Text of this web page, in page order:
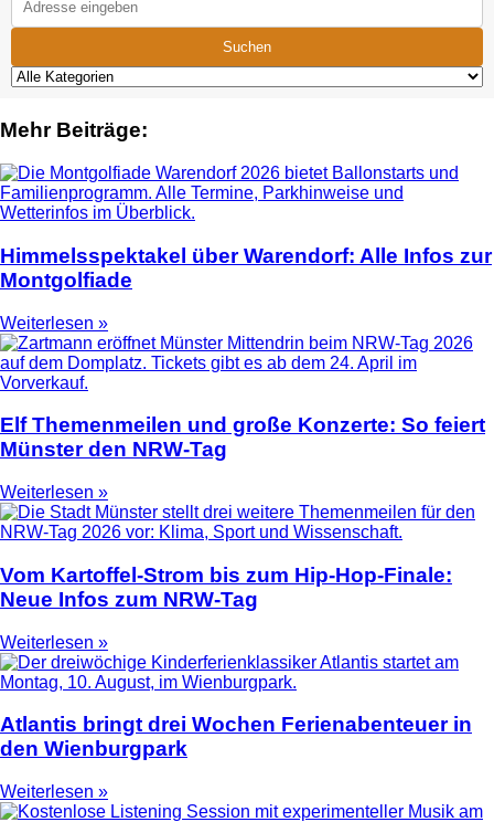
Suchen
Mehr Beiträge:
Himmelsspektakel über Warendorf: Alle Infos zur
Montgolfiade
Weiterlesen »
Elf Themenmeilen und große Konzerte: So feiert
Münster den NRW-Tag
Weiterlesen »
Vom Kartoffel-Strom bis zum Hip-Hop-Finale:
Neue Infos zum NRW-Tag
Weiterlesen »
Atlantis bringt drei Wochen Ferienabenteuer in
den Wienburgpark
Weiterlesen »